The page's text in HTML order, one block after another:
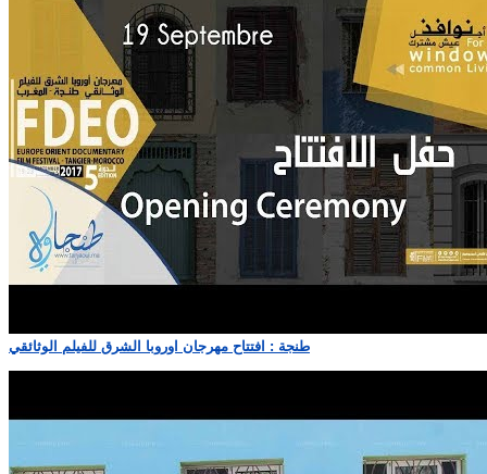
طنجة : افتتاح مهرجان اوروبا الشرق للفيلم الوثائقي